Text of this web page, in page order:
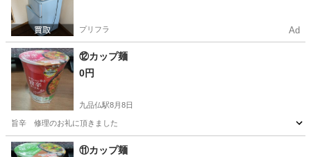
プリフラ Ad
⑫カップ麺
0円
九品仏駅8月8日
旨辛 修理のお礼に頂きました
東京 世田谷区 九品仏駅
⑪カップ麺